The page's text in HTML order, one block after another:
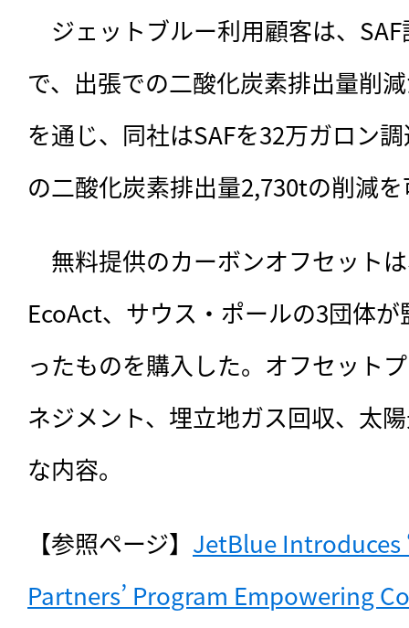
ジェットブルー利用顧客は、
で、出張での二酸化炭素排出量削
を通じ、同社はSAFを32万ガロン
の二酸化炭素排出量2,730tの削減
無料提供のカーボンオフセット
EcoAct、サウス・ポールの3団体
ったものを購入した。オフセット
ネジメント、埋立地ガス回収、太
な内容。
【参照ページ】 JetBlue Introduces
Partners’ Program Empowering